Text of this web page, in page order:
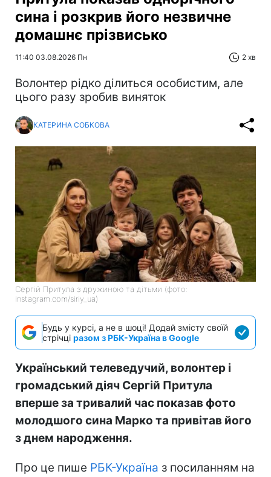
сина і розкрив його незвичне
домашнє прізвисько
11:40 03.08.2026 Пн 2 хв
Волонтер рідко ділиться особистим, але
цього разу зробив виняток
КАТЕРИНА СОБКОВА
Сергій Притула з дружиною та дітьми (фото:
instagram.com/siriy_ua)
Будь у курсі, а не в шоці! Додай змісту своїй
стрічці разом з РБК-Україна в Google
Український телеведучий, волонтер і
громадський діяч Сергій Притула
вперше за тривалий час показав фото
молодшого сина Марко та привітав його
з днем народження.
Про це пише РБК-Україна з посиланням на